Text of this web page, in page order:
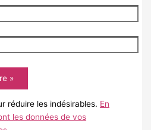
réduire les indésirables. En
les données de vos